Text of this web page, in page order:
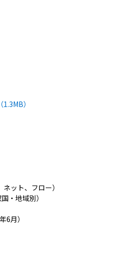
（1.3MB）
ット、フロー）
・地域別）
6月）